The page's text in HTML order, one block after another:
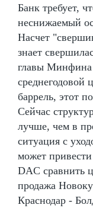
Банк требует,
неснижаемый
Насчет
знает
главы
среднегодовой
баррель, этот
Сейчас
лучше, чем в
ситуация с
может
DAC сравнить
продажа
Краснодар -